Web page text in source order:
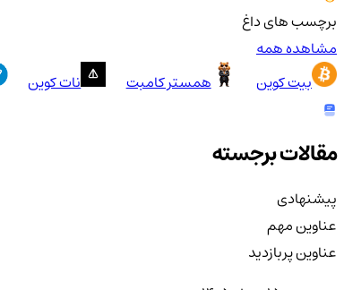
برچسب های داغ
مشاهده همه
بیت کوین
همستر کامبت نات کوین
مقالات برجسته
پیشنهادی
عناوین مهم
عناوین پربازدید